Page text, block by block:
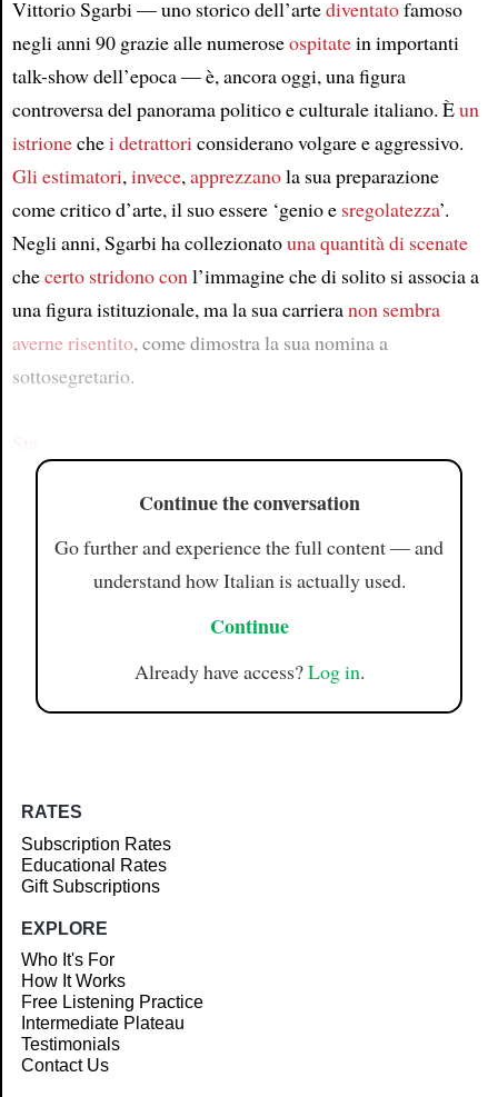
Vittorio Sgarbi — uno storico dell’artediventatofamoso
negli anni 90 grazie alle numeroseospitatein importanti
talk-show dell’epoca — è, ancora oggi, una figura
controversa del panorama politico e culturale italiano. Èun
istrionechei detrattoriconsiderano volgare e aggressivo.
Gli estimatori,invece,apprezzanola sua preparazione
come critico d’arte, il suo essere ‘genio e sregolatezza’.
Negli anni, Sgarbi ha collezionatouna quantità di scenate
checerto stridono conl’immagine che di solito si associa a
una figura istituzionale, ma la sua carrieranon sembra
averne risentito, come dimostra la sua nomina a
sottosegretario.
Continue the conversation
Go further and experience the full content — and
understand how Italian is actually used.
Continue
Already have access?Log in.
RATES
Subscription Rates
Educational Rates
Gift Subscriptions
EXPLORE
Who It's For
How It Works
Free Listening Practice
Intermediate Plateau
Testimonials
Contact Us